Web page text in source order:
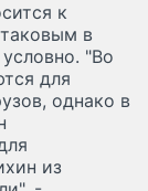
к
в
"Во
для
однако в
из